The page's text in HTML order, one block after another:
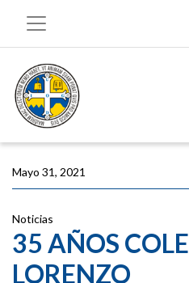
Mayo 31, 2021
Noticias
35 AÑOS
LORENZO